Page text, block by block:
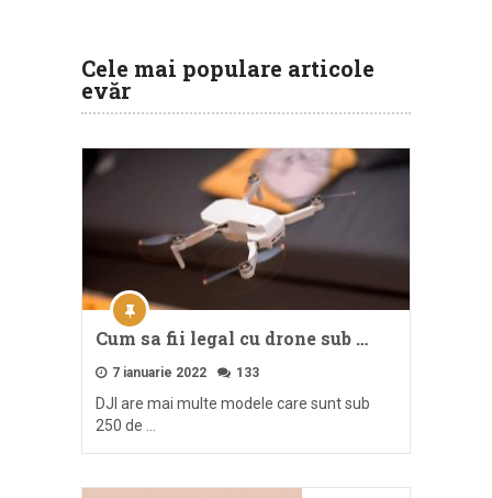
Cele mai populare articole
evăr
Cum sa fii legal cu drone sub …
7 ianuarie 2022 133
DJI are mai multe modele care sunt sub
250 de …